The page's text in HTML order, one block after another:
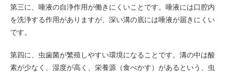
第三に、唾液の自浄作用が働きにくいことです。唾液には口腔内
を洗浄する作用がありますが、深い溝の底には唾液が届きにくい
です。
第四に、虫歯菌が繁殖しやすい環境になることです。溝の中は酸
素が少なく、湿度が高く、栄養源（食べかす）があるという、虫